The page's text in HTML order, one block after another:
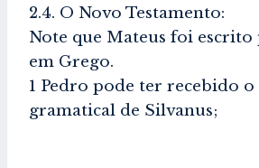
2.4. O Novo Testamento:
Note que Mateus foi escrito
em Grego.
1 Pedro pode ter recebido
gramatical de Silvanus;